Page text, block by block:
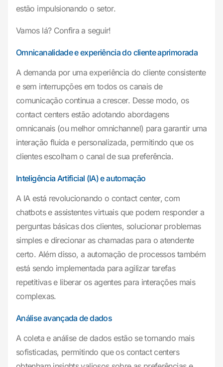
estão impulsionando o setor.
Vamos lá? Confira a seguir!
Omnicanalidade e experiência do cliente aprimorada
A demanda por uma experiência do cliente consistente
e sem interrupções em todos os canais de
comunicação continua a crescer. Desse modo, os
contact centers estão adotando abordagens
omnicanais (ou melhor omnichannel) para garantir uma
interação fluida e personalizada, permitindo que os
clientes escolham o canal de sua preferência.
Inteligência Artificial (IA) e automação
A IA está revolucionando o contact center, com
chatbots e assistentes virtuais que podem responder a
perguntas básicas dos clientes, solucionar problemas
simples e direcionar as chamadas para o atendente
certo. Além disso, a automação de processos também
está sendo implementada para agilizar tarefas
repetitivas e liberar os agentes para interações mais
complexas.
Análise avançada de dados
A coleta e análise de dados estão se tornando mais
sofisticadas, permitindo que os contact centers